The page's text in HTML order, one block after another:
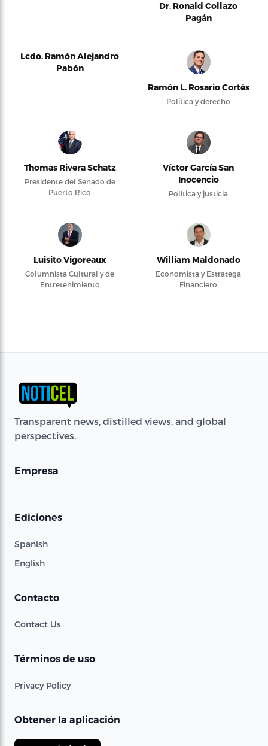
Dr. Ronald Collazo
Pagán
Lcdo. Ramón Alejandro
Pabón
Ramón L. Rosario Cortés
Política y derecho
Thomas Rivera Schatz
Presidente del Senado de
Puerto Rico
Víctor García San
Inocencio
Política y justicia
Luisito Vigoreaux
Columnista Cultural y de
Entretenimiento
William Maldonado
Economista y Estratega
Financiero
Transparent news, distilled views, and global
perspectives.
Empresa
Ediciones
Spanish
English
Contacto
Contact Us
Términos de uso
Privacy Policy
Obtener la aplicación